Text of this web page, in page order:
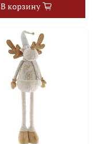
В корзину